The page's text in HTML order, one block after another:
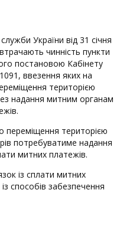
України від 31 січня
чинність пункти
постановою Кабінету
ввезення яких на
територією
надання митним органам
переміщення територією
потребуватиме надання
митних платежів.
із сплати митних
способів забезпечення